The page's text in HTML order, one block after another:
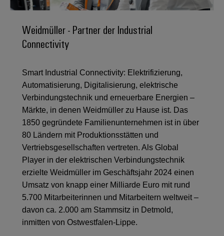
erlebbar
Datencenter
Lösungen
für
Rechenzentren
–
effizient,
zuverlässig,
skalierbar
Energiespeicher
Lösungen
und
Produkte
für
Energiespeichersysteme
(ESS)
Energieübertragung
Anschlusstechnologie
DC-
Microgrids
u-
OS
Edge
Computing
Industrial
5G
Single
Pair
Ethernet
Schaltschrank-
Leiterplattenklemmen
Gehäusesysteme
und
komponenten
Kabeleinführungssysteme
und
-
komponenten
Anschlussleitungen,
Patchkabel
und
Kabel
SPS
Systemverkabelung
Delivery
Service
Beratung
und
digitale
Planung
easyConnect
-
Ihre
Industrial
Service
Platform
Vertrieb uns
Promotionfahrzeug
Distribution
Info
für
unsere
Partner
Vertrieb
Großhandelssuche
News
Unternehmen
Weidmüller
Zahlen
und
Unser
Vorstand
Nachhaltigkeit
Weidmüller
Academy
People
&
Culture
Compliance
Karriere
Stellen
für
Berufserfahrene
Für
Studierende
Werkstudententätigkeiten
Praktika
Abschlussarbeiten
Neuanfang
für
Studienabbrecher
Offene
Weidmüller - Partner der Industrial
Connectivity
Smart Industrial Connectivity: Elektrifizierung,
Automatisierung, Digitalisierung, elektrische
Verbindungstechnik und erneuerbare Energien –
Märkte, in denen Weidmüller zu Hause ist. Das
1850 gegründete Familienunternehmen ist in über
80 Ländern mit Produktionsstätten und
Vertriebsgesellschaften vertreten. Als Global
Player in der elektrischen Verbindungstechnik
erzielte Weidmüller im Geschäftsjahr 2024 einen
Umsatz von knapp einer Milliarde Euro mit rund
5.700 Mitarbeiterinnen und Mitarbeitern weltweit –
davon ca. 2.000 am Stammsitz in Detmold,
inmitten von Ostwestfalen-Lippe.